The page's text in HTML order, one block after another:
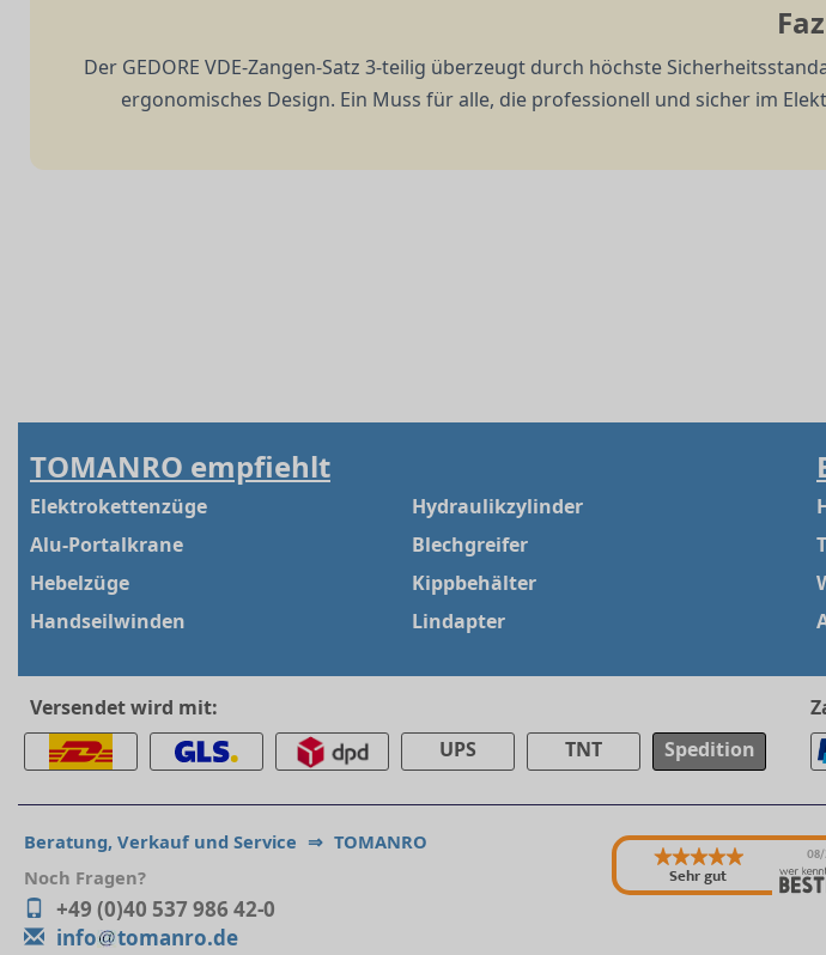
Der GEDORE VDE-Zangen-Satz 3-teilig überzeugt durch höchste
ergonomisches Design. Ein Muss für alle, die professionell und sicher im
TOMANRO empfiehlt
Elektrokettenzüge
Alu-Portalkrane
Hebelzüge
Handseilwinden
Hydraulikzylinder
Blechgreifer
Kippbehälter
Lindapter
Versendet wird mit:
UPS
TNT Spedition
Beratung, Verkauf und Service ⇒ TOMANRO
Noch Fragen?
+49 (0)40 537 986 42-0
info
tomanro.de
Sehr gut